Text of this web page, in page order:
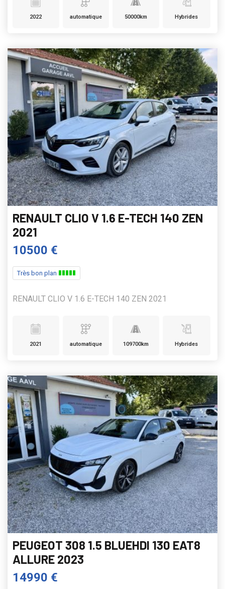
2022 automatique 50000km Hybrides
RENAULT CLIO V 1.6 E-TECH 140 ZEN
2021
10500 €
Très bon plan
RENAULT CLIO V 1.6 E-TECH 140 ZEN 2021
2021 automatique 109700km Hybrides
PEUGEOT 308 1.5 BLUEHDI 130 EAT8
ALLURE 2023
14990 €